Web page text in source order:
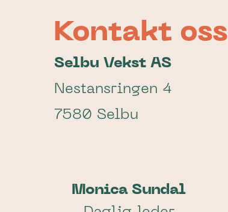
Kontakt oss
Selbu Vekst AS
Nestansringen 4
7580 Selbu
Monica Sundal